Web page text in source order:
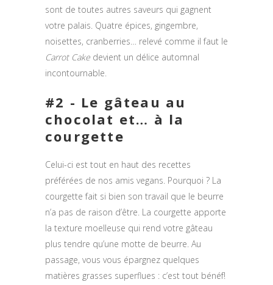
sont de toutes autres saveurs qui gagnent
votre palais. Quatre épices, gingembre,
noisettes, cranberries… relevé comme il faut le
Carrot Cake devient un délice automnal
incontournable.
#2 - Le gâteau au
chocolat et… à la
courgette
Celui-ci est tout en haut des recettes
préférées de nos amis vegans. Pourquoi ? La
courgette fait si bien son travail que le beurre
n’a pas de raison d’être. La courgette apporte
la texture moelleuse qui rend votre gâteau
plus tendre qu’une motte de beurre. Au
passage, vous vous épargnez quelques
matières grasses superflues : c’est tout bénéf!